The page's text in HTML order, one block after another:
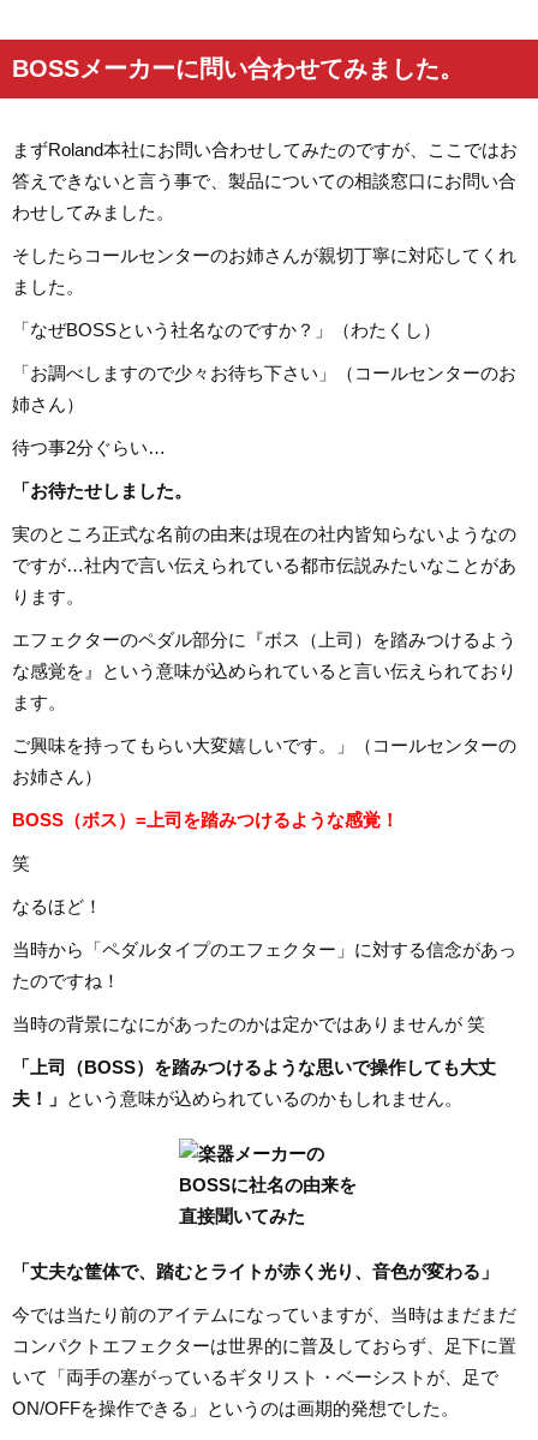
BOSSメーカーに問い合わせてみました。
まずRoland本社にお問い合わせしてみたのですが、ここではお
答えできないと言う事で、製品についての相談窓口にお問い合
わせしてみました。
そしたらコールセンターのお姉さんが親切丁寧に対応してくれ
ました。
「なぜBOSSという社名なのですか？」（わたくし）
「お調べしますので少々お待ち下さい」（コールセンターのお
姉さん）
待つ事2分ぐらい…
「お待たせしました。
実のところ正式な名前の由来は現在の社内皆知らないようなの
ですが…社内で言い伝えられている都市伝説みたいなことがあ
ります。
エフェクターのペダル部分に『ボス（上司）を踏みつけるよう
な感覚を』という意味が込められていると言い伝えられており
ます。
ご興味を持ってもらい大変嬉しいです。」（コールセンターの
お姉さん）
BOSS（ボス）=上司を踏みつけるような感覚！
笑
なるほど！
当時から「ペダルタイプのエフェクター」に対する信念があっ
たのですね！
当時の背景になにがあったのかは定かではありませんが 笑
「上司（BOSS）を踏みつけるような思いで操作しても大丈
夫！」 という意味が込められているのかもしれません。
「丈夫な筐体で、踏むとライトが赤く光り、音色が変わる」
今では当たり前のアイテムになっていますが、当時はまだまだ
コンパクトエフェクターは世界的に普及しておらず、足下に置
いて「両手の塞がっているギタリスト・ベーシストが、足で
ON/OFFを操作できる」というのは画期的発想でした。